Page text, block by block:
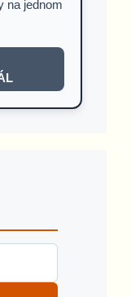
na jednom